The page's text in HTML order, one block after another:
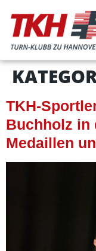
TKH-
Buchholz in
Medaillen